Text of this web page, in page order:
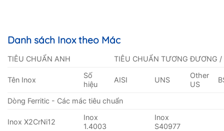
Danh sách Inox theo Mác
TIÊU CHUẨN ANH TIÊU CHUẨN TƯƠNG ĐƯƠNG /
Tên Inox
Số
hiệu
AISI UNS
Other
US
Dòng Ferritic - Các mác tiêu chuẩn
Inox X2CrNi12
Inox
1.4003
Inox
S40977